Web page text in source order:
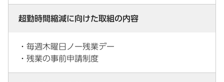
超勤時間縮減に向けた取組の内容
・毎週木曜日ノー残業デー
・残業の事前申請制度